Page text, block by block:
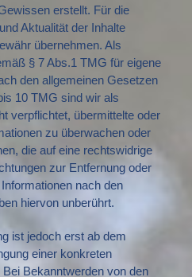
erstellt. Für die
Aktualität der Inhalte
übernehmen. Als
§ 7 Abs.1 TMG für eigene
den allgemeinen Gesetzen
10 TMG sind wir als
verpflichtet, übermittelte oder
zu überwachen oder
die auf eine rechtswidrige
zur Entfernung oder
nach den
hiervon unberührt.
ist jedoch erst ab dem
einer konkreten
Bekanntwerden von den